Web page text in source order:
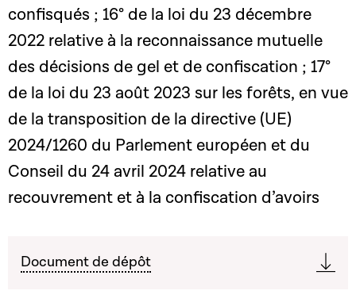
confisqués ; 16° de la loi du 23 décembre
2022 relative à la reconnaissance mutuelle
des décisions de gel et de confiscation ; 17°
de la loi du 23 août 2023 sur les forêts, en vue
de la transposition de la directive (UE)
2024/1260 du Parlement européen et du
Conseil du 24 avril 2024 relative au
recouvrement et à la confiscation d’avoirs
Document de dépôt